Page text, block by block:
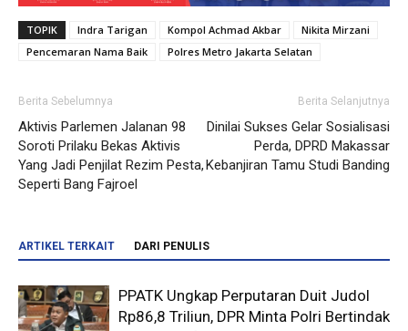
TOPIK Indra Tarigan Kompol Achmad Akbar
Nikita Mirzani
Pencemaran Nama Baik
Polres Metro Jakarta Selatan
Berita Sebelumnya
Aktivis Parlemen Jalanan 98
Soroti Prilaku Bekas Aktivis
Yang Jadi Penjilat Rezim Pesta,
Seperti Bang Fajroel
Berita Selanjutnya
Dinilai Sukses Gelar Sosialisasi
Perda, DPRD Makassar
Kebanjiran Tamu Studi Banding
ARTIKEL TERKAIT DARI PENULIS
PPATK Ungkap Perputaran Duit Judol
Rp86,8 Triliun, DPR Minta Polri Bertindak